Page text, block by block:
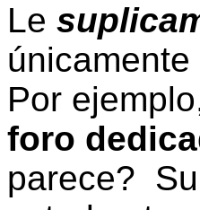
Le
únicamente
Por
foro
parece?